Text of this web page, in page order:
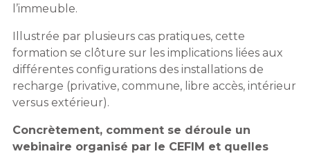
l’immeuble.
Illustrée par plusieurs cas pratiques, cette
formation se clôture sur les implications liées aux
différentes configurations des installations de
recharge (privative, commune, libre accès, intérieur
versus extérieur).
Concrètement, comment se déroule un
webinaire organisé par le CEFIM et quelles